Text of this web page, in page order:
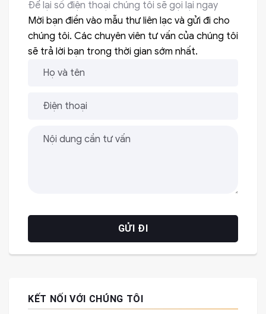
Để lại số điện thoại chúng tôi sẽ gọi lại ngay
Mời bạn điền vào mẫu thư liên lạc và gửi đi cho
chúng tôi. Các chuyên viên tư vấn của chúng tôi
sẽ trả lời bạn trong thời gian sớm nhất.
KẾT NỐI VỚI CHÚNG TÔI